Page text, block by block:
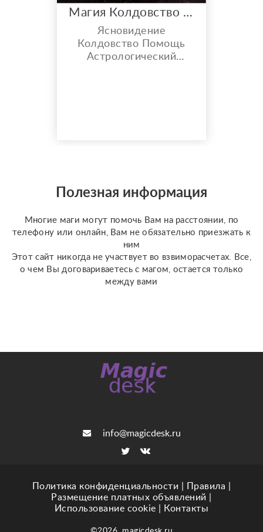
Магия Колдовство Астрология
Ясновидение
Колдовство Помощь
Астрологический
Полезная информация
Многие маги могут помочь Вам на расстоянии, по
телефону или онлайн, Вам не обязательно приезжать к
ним
Этот сайт никогда не участвует во взвиморасчетах. Все,
о чем Вы договариваетесь с магом, остается только
между вами
info@magicdesk.ru
Политика конфиденциальности Правила
Размещение платных объявлений
Использование cookie
Контакты